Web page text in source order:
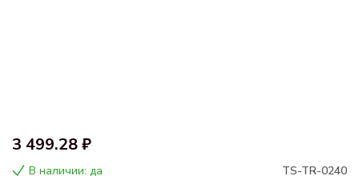
3 499.28 ₽
В наличии: да TS-TR-0240